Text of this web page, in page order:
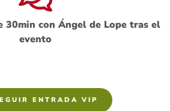
30min con Ángel de Lope tras el
evento
ENTRADA VIP